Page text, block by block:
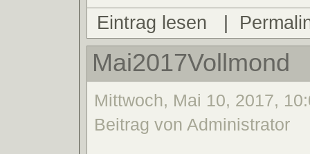
Eintrag lesen
|
Mai2017Vollmond
Mittwoch, Mai 10, 2017,
Beitrag von Administrator